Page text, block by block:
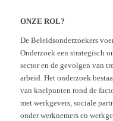
ONZE ROL?
De Beleidsonderzoekers
Onderzoek een strategisch
sector en de gevolgen van
arbeid. Het onderzoek
van knelpunten rond de
met werkgevers, sociale
onder werknemers en